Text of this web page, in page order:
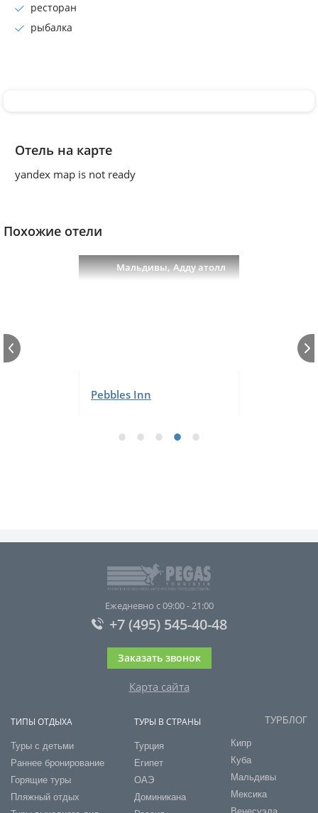
ресторан
рыбалка
Отель на карте
yandex map is not ready
Похожие отели
Мальдивы,Адду атолл
Pebbles Inn
Ежедневно с 09:00 - 21:00
+7 (495) 545-40-48
Заказать звонок
Карта сайта
ТИПЫ ОТДЫХА
Туры с детьми
Раннее бронирование
Горящие туры
Пляжный отдых
ТУРЫ В СТРАНЫ
Турция
Египет
ОАЭ
Доминикана
ТУРБЛОГ
Кипр
Куба
Мальдивы
Мексика